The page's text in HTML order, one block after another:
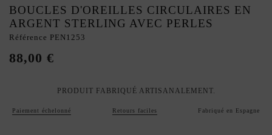
BOUCLES D'OREILLES CIRCULAIRES EN
ARGENT STERLING AVEC PERLES
Référence PEN1253
88,00 €
PRODUIT FABRIQUÉ ARTISANALEMENT.
Paiement échelonné Retours faciles Fabriqué en Espagne